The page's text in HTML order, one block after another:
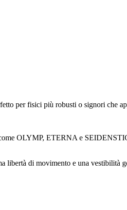
per fisici più robusti o signori che
OLYMP, ETERNA e
di movimento e una vestibilità